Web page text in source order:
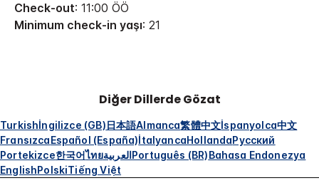
Check-out: 11:00 ÖÖ
Minimum check-in yaşı: 21
Diğer Dillerde Gözat
Turkishİngilizce (GB)日本語Almanca繁體中文İspanyolca中文
FransızcaEspañol (España)İtalyancaHollandaРусский
Portekizce한국어ไทยالعربيةPortuguês (BR)Bahasa Endonezya
EnglishPolskiTiếng Việt